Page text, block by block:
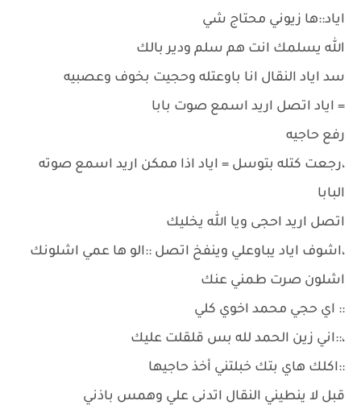
اياد::ها زيوني محتاج شي
الله يسلمك انت هم سلم ودير بالك
سد اياد النقال انا باوعتله وحجيت بخوف وعصبيه
= اياد اتصل اريد اسمع صوت بابا
رفع حاجيه
،رجعت كتله بتوسل = اياد اذا ممكن اريد اسمع صوته
البابا
اتصل اريد احجى ويا الله يخليك
،اشوف اياد يباوعلي وينفخ اتصل ::الو ها عمي اشلونك
اشلون صرت طمني عنك
:: اي حجي محمد اخوي كلي
،::اني زين الحمد لله بس قلقلت عليك
::اكلك هاي بتك خبلتني أخذ حاجيها
قبل لا ينطيني النقال اتدنى علي وهمس باذني